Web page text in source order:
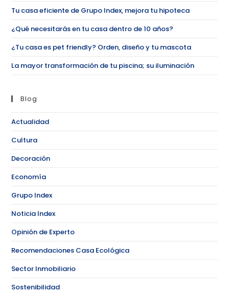
Tu casa eficiente de Grupo Index, mejora tu hipoteca
¿Qué necesitarás en tu casa dentro de 10 años?
¿Tu casa es pet friendly? Orden, diseño y tu mascota
La mayor transformación de tu piscina; su iluminación
Blog
Actualidad
Cultura
Decoración
Economía
Grupo Index
Noticia Index
Opinión de Experto
Recomendaciones Casa Ecológica
Sector Inmobiliario
Sostenibilidad